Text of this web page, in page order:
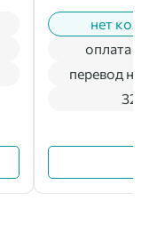
нет
оплата
перевод на